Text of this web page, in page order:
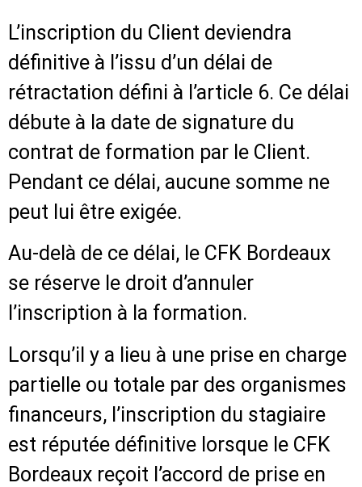
L’inscription du Client deviendra
définitive à l’issu d’un délai de
rétractation défini à l’article 6. Ce délai
débute à la date de signature du
contrat de formation par le Client.
Pendant ce délai, aucune somme ne
peut lui être exigée.
Au-delà de ce délai, le CFK Bordeaux
se réserve le droit d’annuler
l’inscription à la formation.
Lorsqu’il y a lieu à une prise en charge
partielle ou totale par des organismes
financeurs, l’inscription du stagiaire
est réputée définitive lorsque le CFK
Bordeaux reçoit l’accord de prise en